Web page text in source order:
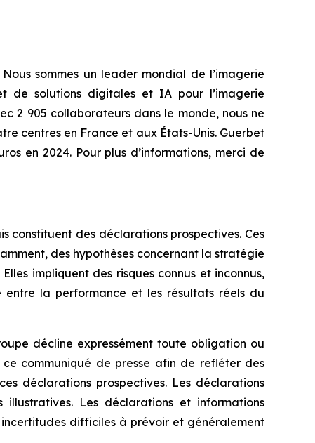
sommes un leader mondial de l’imagerie
de solutions digitales et IA pour l’imagerie
2 905 collaborateurs dans le monde, nous ne
centres en France et aux États-Unis. Guerbet
en 2024. Pour plus d’informations, merci de
constituent des déclarations prospectives. Ces
des hypothèses concernant la stratégie
impliquent des risques connus et inconnus,
la performance et les résultats réels du
décline expressément toute obligation ou
communiqué de presse afin de refléter des
déclarations prospectives. Les déclarations
Les déclarations et informations
difficiles à prévoir et généralement